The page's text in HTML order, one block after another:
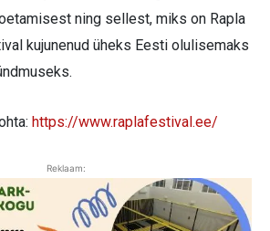
ning sellest, miks on Rapla
kujunenud üheks Eesti olulisemaks
https://www.raplafestival.ee/
Reklaam: